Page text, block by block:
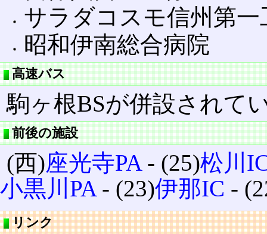
サラダコスモ信州第一
昭和伊南総合病院
高速バス
駒ヶ根BSが併設されて
前後の施設
(西)座光寺PA‐ (25)松川
小黒川PA‐ (23)伊那IC ‐
リンク